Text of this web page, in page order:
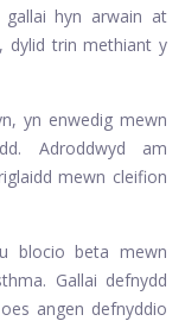
hyn arwain at
dylid trin methiant y
yn enwedig mewn
Adroddwyd am
mewn cleifion
blocio beta mewn
Gallai defnydd
angen defnyddio